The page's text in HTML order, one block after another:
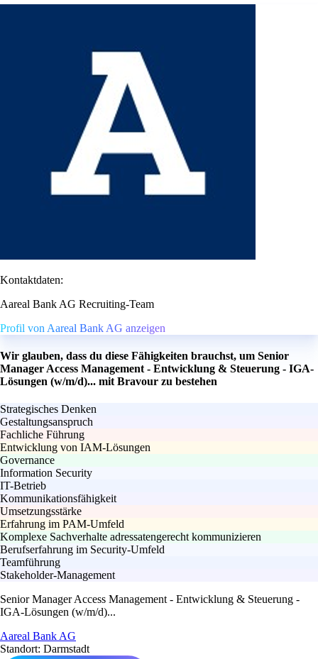
Kontaktdaten:
Aareal Bank AG Recruiting-Team
Profil von Aareal Bank AG anzeigen
Wir glauben, dass du diese Fähigkeiten brauchst, um Senior
Manager Access Management - Entwicklung & Steuerung - IGA-
Lösungen (w/m/d)... mit Bravour zu bestehen
Strategisches Denken
Gestaltungsanspruch
Fachliche Führung
Entwicklung von IAM-Lösungen
Governance
Information Security
IT-Betrieb
Kommunikationsfähigkeit
Umsetzungsstärke
Erfahrung im PAM-Umfeld
Komplexe Sachverhalte adressatengerecht kommunizieren
Berufserfahrung im Security-Umfeld
Teamführung
Stakeholder-Management
Senior Manager Access Management - Entwicklung & Steuerung -
IGA-Lösungen (w/m/d)...
Aareal Bank AG
Standort: Darmstadt